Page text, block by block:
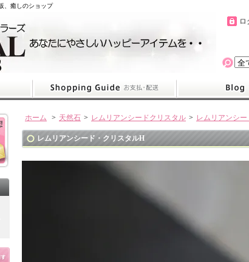
、癒しのショップ
ロ
ホーム > 天然石 > レムリアンシードクリスタル > レムリアンシ
レムリアンシード・クリスタルH